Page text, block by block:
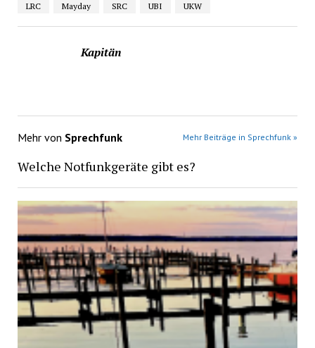
LRC Mayday SRC UBI UKW
Kapitän
Mehr von Sprechfunk Mehr Beiträge in Sprechfunk »
Welche Notfunkgeräte gibt es?